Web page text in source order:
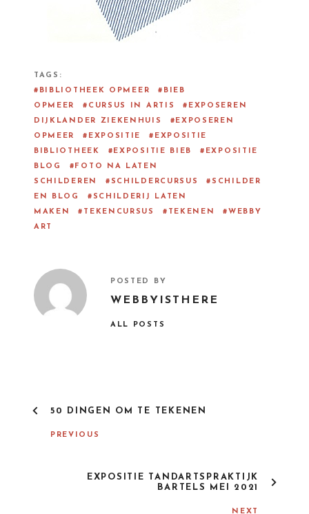
TAGS
BIBLIOTHEEK OPMEER
BIEB
OPMEER
CURSUS IN ARTIS
EXPOSEREN
DIJKLANDER ZIEKENHUIS
EXPOSEREN
OPMEER
EXPOSITIE
EXPOSITIE
BIBLIOTHEEK
EXPOSITIE BIEB
EXPOSITIE
BLOG
FOTO NA LATEN
SCHILDEREN
SCHILDERCURSUS
SCHILDER
EN BLOG
SCHILDERIJ LATEN
MAKEN
TEKENCURSUS TEKENEN
WEBBY
ART
POSTED BY
WEBBYISTHERE
ALL POSTS
50 DINGEN OM TE TEKENEN
PREVIOUS
EXPOSITIE TANDARTSPRAKTIJK
BARTELS MEI 2021
NEXT